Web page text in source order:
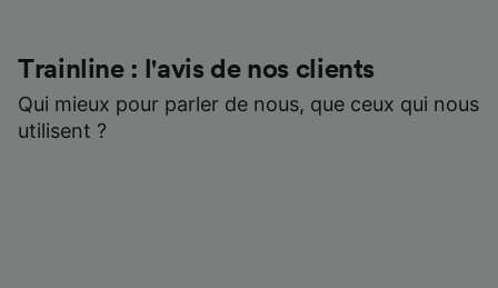
Trainline : l'avis de nos clients
Qui mieux pour parler de nous, que ceux qui nous
utilisent ?